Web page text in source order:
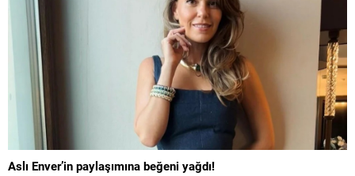
Aslı Enver’in paylaşımına beğeni yağdı!